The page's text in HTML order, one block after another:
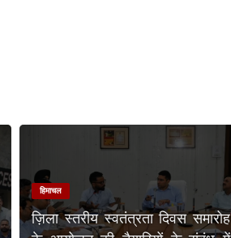
हिमाचल
ज़िला स्तरीय स्वतंत्रता दिवस समारोह